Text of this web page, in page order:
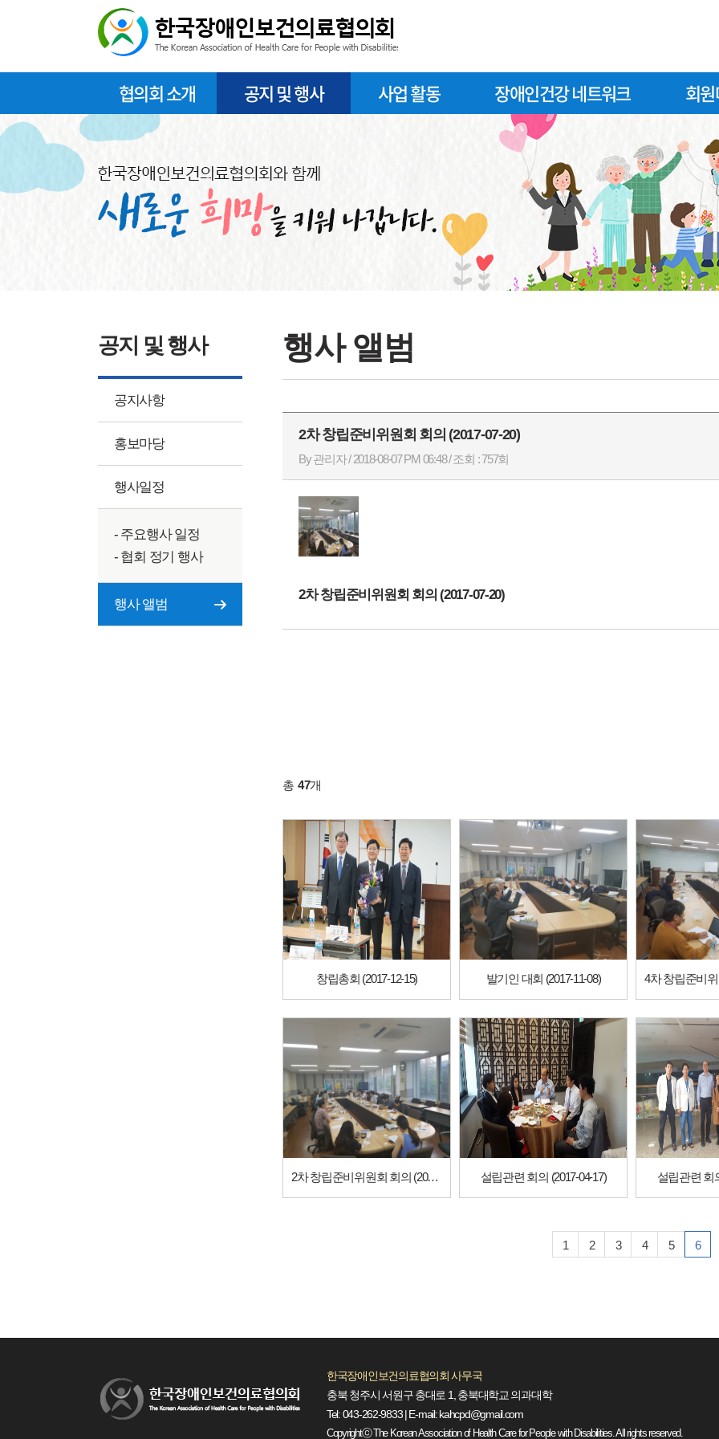
협의회 소개 공지 및 행사 사업 활동 장애인건강 네트워크 회
공지 및 행사
공지사항
홍보마당
행사일정
- 주요행사 일정
- 협회 정기 행사
행사 앨범
행사 앨범
2차 창립준비위원회 회의 (2017-07-20)
By 관리자 / 2018-08-07 PM 06:48 / 조회 : 757회
2차 창립준비위원회 회의 (2017-07-20)
총 47개
창립총회 (2017-12-15) 발기인 대회 (2017-11-08)
2차 창립준비위원회 회의 (2017-07-20) 설립관련 회의 (2017-04-17) 설립관련 회
1 2 3 4 5 6
한국장애인보건의료협의회 사무국
충북 청주시 서원구 충대로 1, 충북대학교 의과대학
Tel: 043-262-9833 | E-mail:kahcpd@gmail.com
Copyrightⓒ The Korean Association of Health Care for People with Disabilities. All rights reserved.